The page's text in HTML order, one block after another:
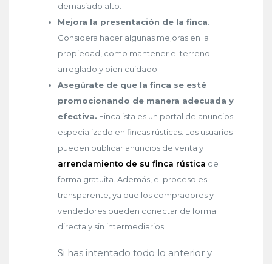
demasiado alto.
Mejora la presentación de la finca
Considera hacer algunas mejoras en la
propiedad, como mantener el terreno
arreglado y bien cuidado.
Asegúrate de que la finca se esté
promocionando de manera adecuada y
efectiva. Fincalista es un portal de anuncios
especializado en fincas rústicas. Los usuarios
pueden publicar anuncios de venta y
arrendamiento de su finca rústica de
forma gratuita. Además, el proceso es
transparente, ya que los compradores y
vendedores pueden conectar de forma
directa y sin intermediarios.
Si has intentado todo lo anterior y